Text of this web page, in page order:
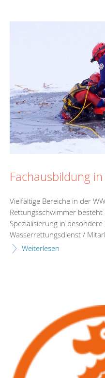
Fachausbildung
Vielfältige Bereiche in der
Rettungsschwimmer
Spezialisierung in
Wasserrettungsdienst /
Weiterlesen